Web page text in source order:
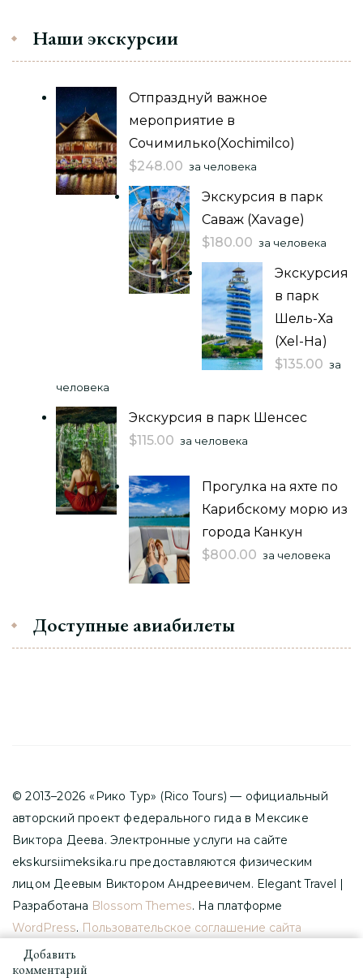
Добавить
комментарий
Наши экскурсии
Отпразднуй важное
мероприятие в
Сочимилько(Xochimilco)
$248.00 за человека
Экскурсия в парк
Саваж (Xavage)
$180.00 за человека
Экскурсия
в парк
Шель-Ха
(Xel-Ha)
$135.00 за
человека
Экскурсия в парк Шенсес
$115.00 за человека
Прогулка на яхте по
Карибскому морю из
города Канкун
$800.00 за человека
Доступные авиабилеты
© 2013–2026 «Рико Тур» (Rico Tours) — официальный
авторский проект федерального гида в Мексике
Виктора Деева. Электронные услуги на сайте
ekskursiimeksika.ru предоставляются физическим
лицом Деевым Виктором Андреевичем. Elegant Travel |
Разработана Blossom Themes. На платформе
WordPress. Пользовательское соглашение сайта
ekskursiimeksika.ru